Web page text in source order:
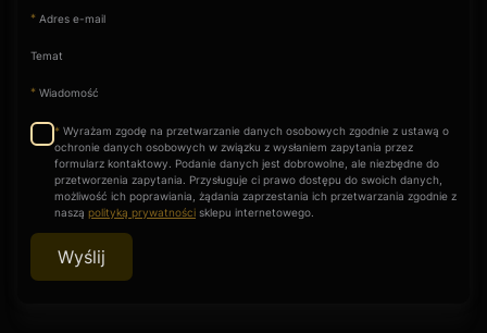
Dlaczego figurki biskwitowe są tak cenione w galeriach sztuki?
Biskwit, dzięki swojej matowej strukturze przypominającej marmur,
"czysta forma", która w galeriach sztuki uznawana jest za
najbardziej szlachetną odmianę ceramiki.
Czy zakup starej porcelany w antykwariacie to bezpieczna
lokata kapitału?
Ceny rzadkich, dobrze zachowanych obiektów z renomowanych
manufaktur stabilnie rosną. Porcelana to obok malarstwa jedna z
najpopularniejszych form inwestowania w antyki, która cieszy oko
* Adres e-mail
Temat
* Wiadomość
* Wyrażam zgodę na przetwarzanie danych osobowych zgodnie z ustawą o
ochronie danych osobowych w związku z wysłaniem zapytania przez
formularz kontaktowy. Podanie danych jest dobrowolne, ale niezbędne do
przetworzenia zapytania. Przysługuje ci prawo dostępu do swoich danych,
możliwość ich poprawiania, żądania zaprzestania ich przetwarzania zgodnie z
naszą polityką prywatności sklepu internetowego.
Wyślij